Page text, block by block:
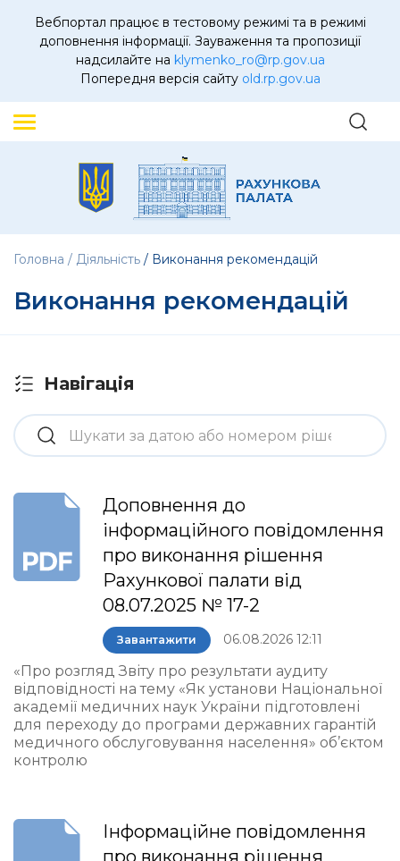
Вебпортал працює в тестовому режимі та в режимі
доповнення інформації. Зауваження та пропозиції
надсилайте на klymenko_ro@rp.gov.ua
Попередня версія сайту old.rp.gov.ua
Головна Діяльність Виконання рекомендацій
Виконання рекомендацій
Навігація
Доповнення до
інформаційного повідомлення
про виконання рішення
Рахункової палати від
08.07.2025 № 17-2
Завантажити 06.08.2026 12:11
«Про розгляд Звіту про результати аудиту
відповідності на тему «Як установи Національної
академії медичних наук України підготовлені
для переходу до програми державних гарантій
медичного обслуговування населення» об’єктом
контролю
Інформаційне повідомлення
про виконання рішення